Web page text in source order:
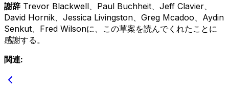
謝辞 Trevor Blackwell、Paul Buchheit、Jeff Clavier、
David Hornik、Jessica Livingston、Greg Mcadoo、Aydin
Senkut、Fred Wilsonに、この草案を読んでくれたことに
感謝する。
関連: